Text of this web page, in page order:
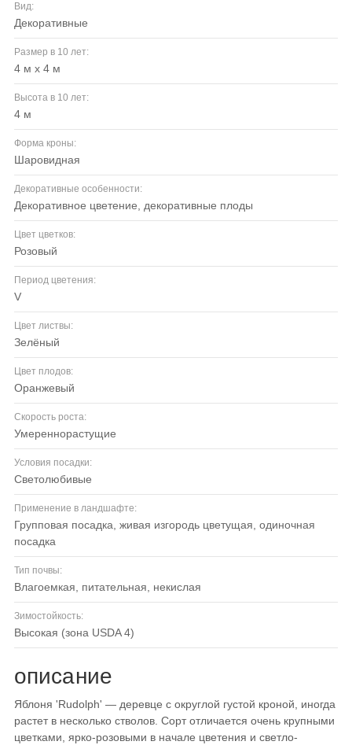
Вид:
декоративные
Размер в 10 лет:
4 м x 4 м
Высота в 10 лет:
4 м
Форма кроны:
шаровидная
Декоративные особенности:
декоративное цветение, декоративные плоды
Цвет цветков:
розовый
Период цветения:
V
Цвет листвы:
зелёный
Цвет плодов:
оранжевый
Скорость роста:
умереннорастущие
Условия посадки:
светолюбивые
Применение в ландшафте:
групповая посадка, живая изгородь цветущая, одиночная
посадка
Тип почвы:
влагоемкая, питательная, некислая
Зимостойкость:
высокая (зона USDA 4)
описание
Яблоня 'Rudolph' — деревце с округлой густой кроной, иногда
растет в несколько стволов. Сорт отличается очень крупными
цветками, ярко-розовыми в начале цветения и светло-